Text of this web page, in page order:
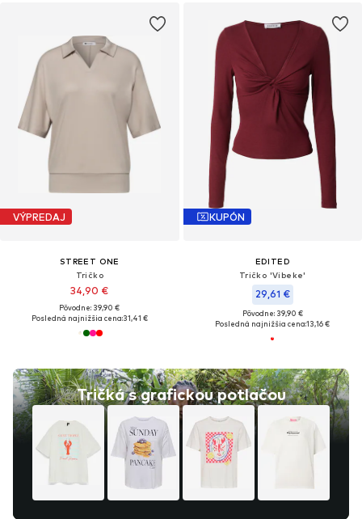
VÝPREDAJ
STREET ONE
Tričko
34,90 €
Pôvodne: 39,90 €
Posledná najnižšia cena:31,41 €
KUPÓN
EDITED
Tričko 'Vibeke'
29,61 €
Pôvodne: 39,90 €
Posledná najnižšia cena:13,16 €
Tričká s grafickou potlačou